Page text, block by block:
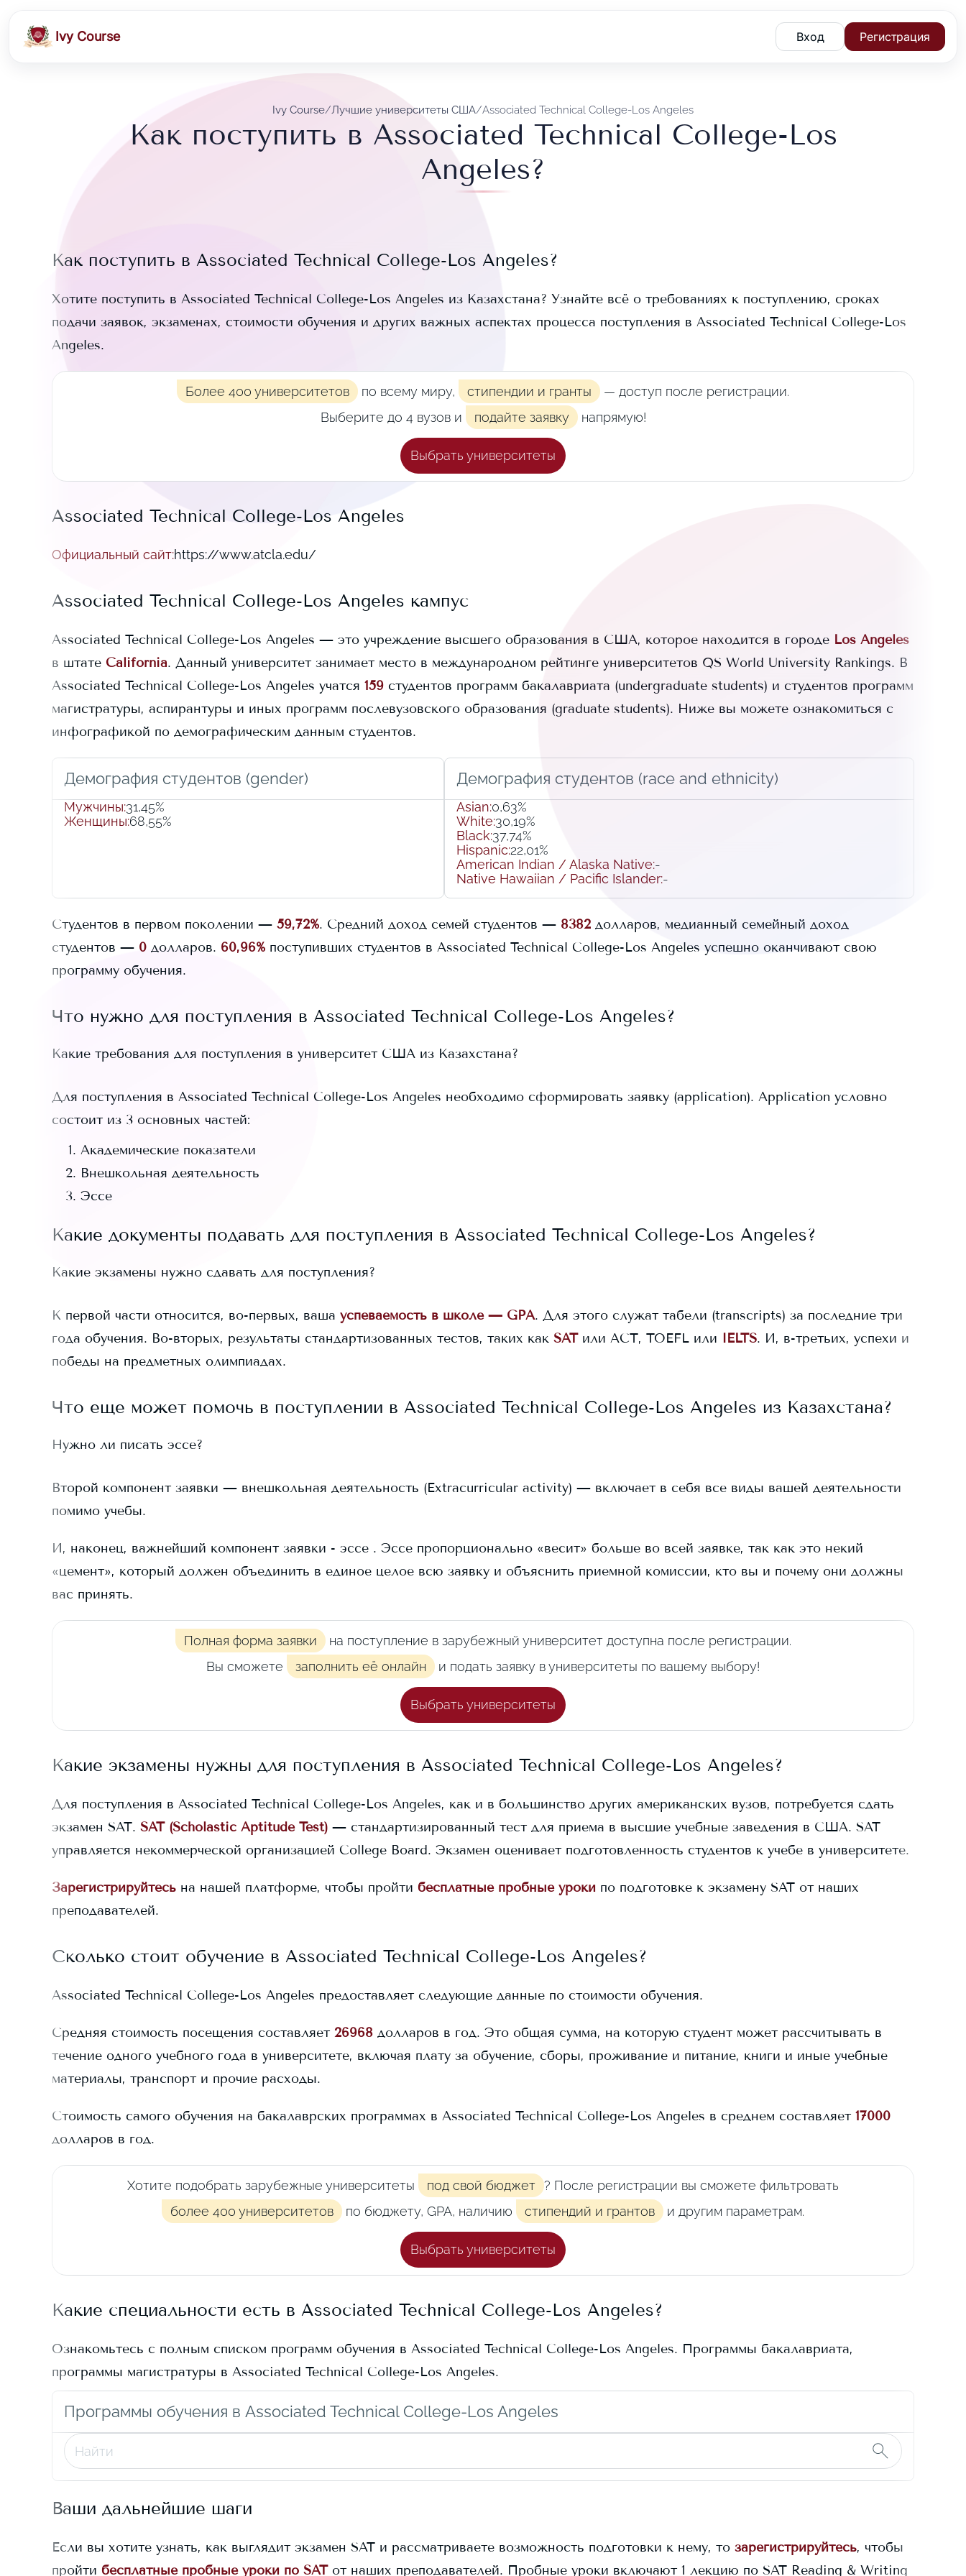
Ivy Course Вход Регистрация
Ivy Course/Лучшие университеты США/Associated Technical College-Los Angeles
Как поступить в Associated Technical College-Los
Angeles?
Как поступить в Associated Technical College-Los Angeles?
Хотите поступить в Associated Technical College-Los Angeles из Казахстана? Узнайте всё о требованиях к поступлению, сроках
подачи заявок, экзаменах, стоимости обучения и других важных аспектах процесса поступления в Associated Technical College-Los
Angeles.
Более 400 университетов по всему миру, стипендии и гранты
— доступ после регистрации.
Выберите до 4 вузов и
подайте заявку напрямую!
Выбрать университеты
Associated Technical College-Los Angeles
Официальный сайт:https://www.atcla.edu/
Associated Technical College-Los Angeles кампус
Associated Technical College-Los Angeles — это учреждение высшего образования в США, которое находится в городе Los Angeles
в штате California. Данный университет занимает место в международном рейтинге университетов QS World University Rankings. В
Associated Technical College-Los Angeles учатся 159 студентов программ бакалавриата (undergraduate students) и студентов программ
магистратуры, аспирантуры и иных программ послевузовского образования (graduate students). Ниже вы можете ознакомиться с
инфографикой по демографическим данным студентов.
Демография студентов (gender)
Мужчины:31,45%
Женщины:68,55%
Демография студентов (race and ethnicity)
Asian:0,63%
White:30,19%
Black:37,74%
Hispanic:22,01%
American Indian / Alaska Native:-
Native Hawaiian / Pacific Islander:-
Студентов в первом поколении — 59,72%. Средний доход семей студентов — 8382 долларов, медианный семейный доход
студентов — 0 долларов. 60,96% поступивших студентов в Associated Technical College-Los Angeles успешно оканчивают свою
программу обучения.
Что нужно для поступления в Associated Technical College-Los Angeles?
Какие требования для поступления в университет США из Казахстана?
Для поступления в Associated Technical College-Los Angeles необходимо сформировать заявку (application). Application условно
состоит из 3 основных частей:
Академические показатели
Внешкольная деятельность
Эссе
Какие документы подавать для поступления в Associated Technical College-Los Angeles?
Какие экзамены нужно сдавать для поступления?
К первой части относится, во-первых, ваша успеваемость в школе — GPA. Для этого служат табели (transcripts) за последние три
года обучения. Во-вторых, результаты стандартизованных тестов, таких как SAT или ACT, TOEFL или IELTS. И, в-третьих, успехи и
победы на предметных олимпиадах.
Что еще может помочь в поступлении в Associated Technical College-Los Angeles из Казахстана?
Нужно ли писать эссе?
Второй компонент заявки — внешкольная деятельность (Extracurricular activity) — включает в себя все виды вашей деятельности
помимо учебы.
И, наконец, важнейший компонент заявки - эссе . Эссе пропорционально «весит» больше во всей заявке, так как это некий
«цемент», который должен объединить в единое целое всю заявку и объяснить приемной комиссии, кто вы и почему они должны
вас принять.
Полная форма заявки на поступление в зарубежный университет доступна после регистрации.
Вы сможете
заполнить её онлайн и подать заявку в университеты по вашему выбору!
Выбрать университеты
Какие экзамены нужны для поступления в Associated Technical College-Los Angeles?
Для поступления в Associated Technical College-Los Angeles, как и в большинство других американских вузов, потребуется сдать
экзамен SAT. SAT (Scholastic Aptitude Test) — стандартизированный тест для приема в высшие учебные заведения в США. SAT
управляется некоммерческой организацией College Board. Экзамен оценивает подготовленность студентов к учебе в университете.
Зарегистрируйтесь на нашей платформе, чтобы пройти бесплатные пробные уроки по подготовке к экзамену SAT от наших
преподавателей.
Сколько стоит обучение в Associated Technical College-Los Angeles?
Associated Technical College-Los Angeles предоставляет следующие данные по стоимости обучения.
Средняя стоимость посещения составляет 26968 долларов в год. Это общая сумма, на которую студент может рассчитывать в
течение одного учебного года в университете, включая плату за обучение, сборы, проживание и питание, книги и иные учебные
материалы, транспорт и прочие расходы.
Стоимость самого обучения на бакалаврских программах в Associated Technical College-Los Angeles в среднем составляет 17000
долларов в год.
Хотите подобрать зарубежные университеты под свой бюджет ? После регистрации вы сможете фильтровать
более 400 университетов
по бюджету, GPA, наличию стипендий и грантов и другим параметрам.
Выбрать университеты
Какие специальности есть в Associated Technical College-Los Angeles?
Ознакомьтесь с полным списком программ обучения в Associated Technical College-Los Angeles. Программы бакалавриата,
программы магистратуры в Associated Technical College-Los Angeles.
Программы обучения в Associated Technical College-Los Angeles
Ваши дальнейшие шаги
Если вы хотите узнать, как выглядит экзамен SAT и рассматриваете возможность подготовки к нему, то зарегистрируйтесь, чтобы
пройти бесплатные пробные уроки по SAT от наших преподавателей. Пробные уроки включают 1 лекцию по SAT Reading & Writing